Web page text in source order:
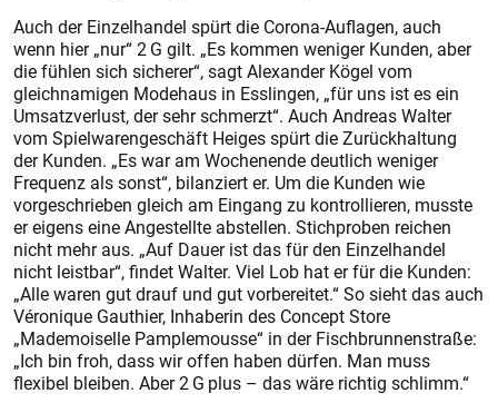
Auch der Einzelhandel spürt die Corona-Auflagen, auch
wenn hier „nur“ 2 G gilt. „Es kommen weniger Kunden, aber
die fühlen sich sicherer“, sagt Alexander Kögel vom
gleichnamigen Modehaus in Esslingen, „für uns ist es ein
Umsatzverlust, der sehr schmerzt“. Auch Andreas Walter
vom Spielwarengeschäft Heiges spürt die Zurückhaltung
der Kunden. „Es war am Wochenende deutlich weniger
Frequenz als sonst“, bilanziert er. Um die Kunden wie
vorgeschrieben gleich am Eingang zu kontrollieren, musste
er eigens eine Angestellte abstellen. Stichproben reichen
nicht mehr aus. „Auf Dauer ist das für den Einzelhandel
nicht leistbar“, findet Walter. Viel Lob hat er für die Kunden:
„Alle waren gut drauf und gut vorbereitet.“ So sieht das auch
Véronique Gauthier, Inhaberin des Concept Store
„Mademoiselle Pamplemousse“ in der Fischbrunnenstraße:
„Ich bin froh, dass wir offen haben dürfen. Man muss
flexibel bleiben. Aber 2 G plus – das wäre richtig schlimm.“